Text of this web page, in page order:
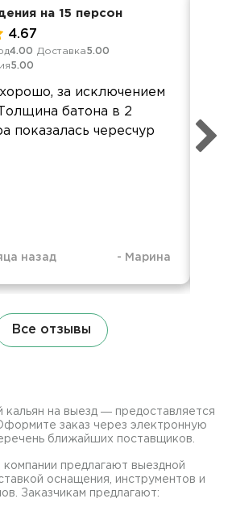
на 15 персон
4.67
4.00 Доставка5.00
5.00
за исключением
батона в 2
показалась чересчур
назад - Марина
Все отзывы
на выезд ― предоставляется
заказ через электронную
ближайших поставщиков.
предлагают выездной
оснащения, инструментов и
Заказчикам предлагают: